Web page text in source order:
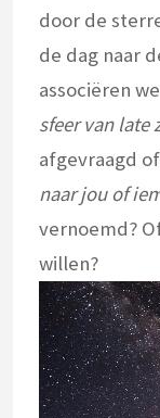
door de
de dag naar
associëren
sfeer van late
afgevraagd
naar jou of
vernoemd?
willen?